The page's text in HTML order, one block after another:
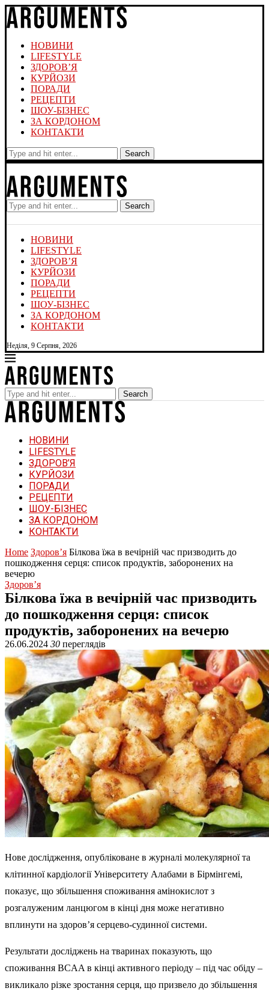
НОВИНИ
LIFESTYLE
ЗДОРОВ’Я
КУРЙОЗИ
ПОРАДИ
РЕЦЕПТИ
ШОУ-БІЗНЕС
ЗА КОРДОНОМ
КОНТАКТИ
Search
Search
НОВИНИ
LIFESTYLE
ЗДОРОВ’Я
КУРЙОЗИ
ПОРАДИ
РЕЦЕПТИ
ШОУ-БІЗНЕС
ЗА КОРДОНОМ
КОНТАКТИ
Неділя, 9 Серпня, 2026
Search
НОВИНИ
LIFESTYLE
ЗДОРОВ’Я
КУРЙОЗИ
ПОРАДИ
РЕЦЕПТИ
ШОУ-БІЗНЕС
ЗА КОРДОНОМ
КОНТАКТИ
Home Здоров’я Білкова їжа в вечірній час призводить до
пошкодження серця: список продуктів, заборонених на
вечерю
Здоров’я
Білкова їжа в вечірній час призводить
до пошкодження серця: список
продуктів, заборонених на вечерю
26.06.2024 30 переглядів
Нове дослідження, опубліковане в журналі молекулярної та
клітинної кардіології Університету Алабами в Бірмінгемі,
показує, що збільшення споживання амінокислот з
розгалуженим ланцюгом в кінці дня може негативно
вплинути на здоров’я серцево-судинної системи.
Результати досліджень на тваринах показують, що
споживання BCAA в кінці активного періоду – під час обіду –
викликало різке зростання серця, що призвело до збільшення